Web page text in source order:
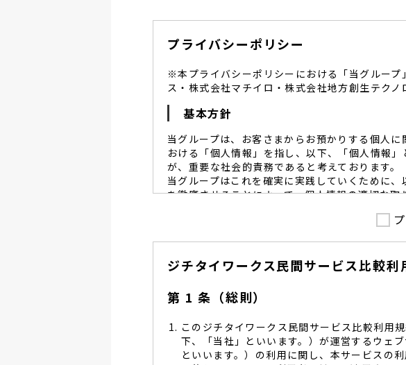
プライバシーポリシー
※本プライバシーポリシーにおける「当グルー
ス・株式会社マチイロ・株式会社地方創生テク
基本方針
当グループは、お客さまからお預かりする個人
おける「個人情報」を指し、以下、「個人情報
が、重要な社会的責務であると考えております。
当グループはこれを確実に実践していくために
を徹底させることによって、個人情報の適切な
当グループは、個人情報保護に係る法令その
個人情報保護に努めます。
し、同意を得た必要な範囲内で適切な取得、
管理を求め、委託先を監督致します。
当グループは、お預かりする個人情報を正確
る予防並びに是正の為、社内規程を整備し、
当グループは、個人情報保護に関する社内の
します。
ジチタイワークス民間サービス比較利
第 1 条（総則）
このジチタイワークス民間サービス比較利用
下、「当社」といいます。）が運営するウェ
といいます。）の利用に関し、本サービスの